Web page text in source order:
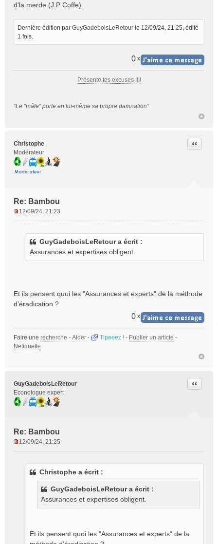
d'la merde (J.P Coffe).
Dernière édition par GuyGadeboisLeRetour le 12/09/24, 21:25, édité
1 fois.
0 x
Présente tes excuses !!!!
“Le “mâle” porte en lui-même sa propre damnation”
Christophe
Modérateur
Re: Bambou
Citer
n
l
12/09/24, 21:23
GuyGadeboisLeRetour a écrit :
Assurances et expertises obligent.
Et ils pensent quoi les "Assurances et experts" de la méthode
d’éradication ?
0 x
Faire une recherche - Aider - Tipeeez ! - Publier un article -
Netiquette
GuyGadeboisLeRetour
Econologue expert
Re: Bambou
Citer
12/09/24, 21:25
Christophe a écrit :
GuyGadeboisLeRetour a écrit :
Assurances et expertises obligent.
Et ils pensent quoi les "Assurances et experts" de la